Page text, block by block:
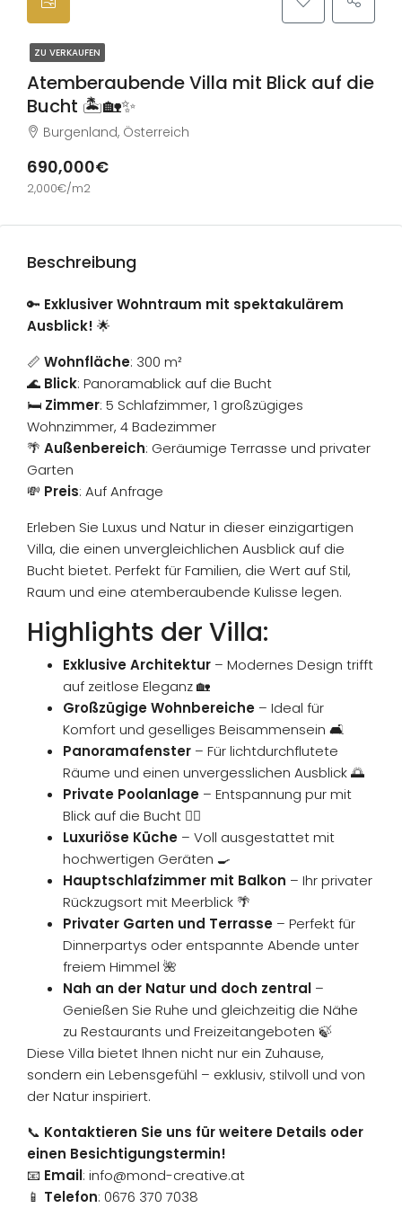
ZU VERKAUFEN
Atemberaubende Villa mit Blick auf die
Bucht 🏝️🏡✨
Burgenland, Österreich
690,000€
2,000€/m2
Beschreibung
🔑 Exklusiver Wohntraum mit spektakulärem
Ausblick! 🌟
📏 Wohnfläche: 300 m²
🌊 Blick: Panoramablick auf die Bucht
🛏️ Zimmer: 5 Schlafzimmer, 1 großzügiges
Wohnzimmer, 4 Badezimmer
🌴 Außenbereich: Geräumige Terrasse und privater
Garten
💸 Preis: Auf Anfrage
Erleben Sie Luxus und Natur in dieser einzigartigen
Villa, die einen unvergleichlichen Ausblick auf die
Bucht bietet. Perfekt für Familien, die Wert auf Stil,
Raum und eine atemberaubende Kulisse legen.
Highlights der Villa:
Exklusive Architektur – Modernes Design trifft
auf zeitlose Eleganz 🏡
Großzügige Wohnbereiche – Ideal für
Komfort und geselliges Beisammensein 🛋️
Panoramafenster – Für lichtdurchflutete
Räume und einen unvergesslichen Ausblick 🌅
Private Poolanlage – Entspannung pur mit
Blick auf die Bucht 🏊‍♀️
Luxuriöse Küche – Voll ausgestattet mit
hochwertigen Geräten 🍳
Hauptschlafzimmer mit Balkon – Ihr privater
Rückzugsort mit Meerblick 🌴
Privater Garten und Terrasse – Perfekt für
Dinnerpartys oder entspannte Abende unter
freiem Himmel 🌺
Nah an der Natur und doch zentral –
Genießen Sie Ruhe und gleichzeitig die Nähe
zu Restaurants und Freizeitangeboten 🍃
Diese Villa bietet Ihnen nicht nur ein Zuhause,
sondern ein Lebensgefühl – exklusiv, stilvoll und von
der Natur inspiriert.
📞 Kontaktieren Sie uns für weitere Details oder
einen Besichtigungstermin!
📧 Email: info@mond-creative.at
📱 Telefon: 0676 370 7038